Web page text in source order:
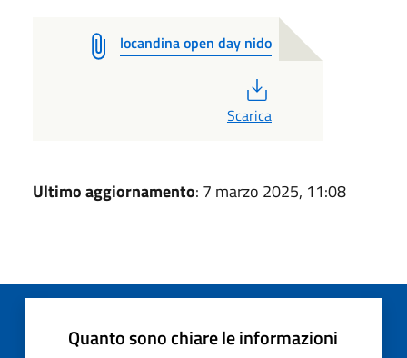
locandina open day nido
Scarica
Ultimo aggiornamento: 7 marzo 2025, 11:08
Quanto sono chiare le informazioni